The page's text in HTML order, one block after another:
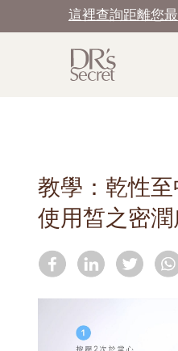
這裡查詢距離您
教學：乾性至
使用皙之密潤